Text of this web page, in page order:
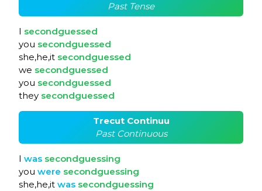
Past Tense
I secondguessed
you secondguessed
she,he,it secondguessed
we secondguessed
you secondguessed
they secondguessed
Trecut Continuu
Past Continuous
I was secondguessing
you were secondguessing
she,he,it was secondguessing